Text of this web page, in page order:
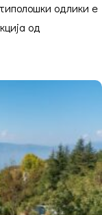
одлики е
од